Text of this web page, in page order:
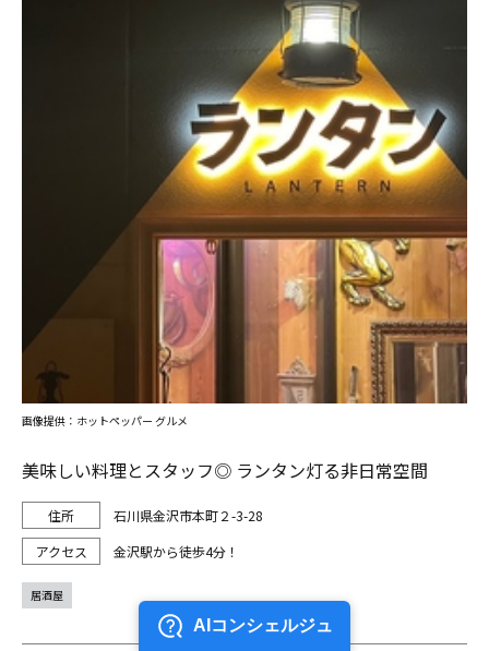
美味しい料理とスタッフ◎ ランタン灯る非日常空間
石川県金沢市本町２-3-28
金沢駅から徒歩4分！
画像提供：ホットペッパー グルメ
居酒屋